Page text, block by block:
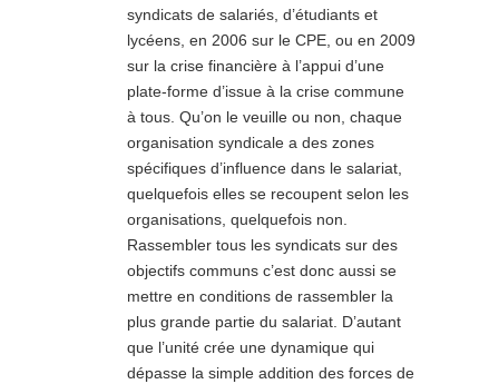
syndicats de salariés, d’étudiants et
lycéens, en 2006 sur le CPE, ou en 2009
sur la crise financière à l’appui d’une
plate-forme d’issue à la crise commune
à tous. Qu’on le veuille ou non, chaque
organisation syndicale a des zones
spécifiques d’influence dans le salariat,
quelquefois elles se recoupent selon les
organisations, quelquefois non.
Rassembler tous les syndicats sur des
objectifs communs c’est donc aussi se
mettre en conditions de rassembler la
plus grande partie du salariat. D’autant
que l’unité crée une dynamique qui
dépasse la simple addition des forces de